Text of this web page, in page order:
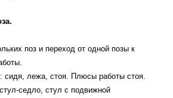
поз и переход от одной позы к
сидя, лежа, стоя. Плюсы работы стоя.
седло, стул с подвижной